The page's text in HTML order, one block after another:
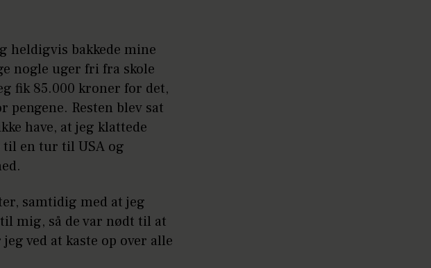
heldigvis bakkede mine
nogle uger fri fra skole
fik 85.000 kroner for det,
pengene. Resten blev sat
have, at jeg klattede
til en tur til USA og
samtidig med at jeg
mig, så de var nødt til at
ved at kaste op over alle